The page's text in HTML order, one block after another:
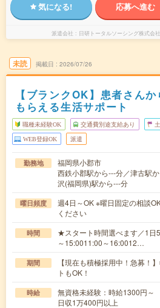
気になる! 応募へ進む
派遣会社 日研トータルソーシング株式会
未読 掲載日 2026/07/26
【ブランクOK】患者さん
もらえる生活サポート
職種未経験OK 交通費別途支給あり
WEB登録OK 派遣
勤務地
福岡県小郡市
西鉄小郡駅から---分／津古駅
沢(福岡県)駅から---分
曜日頻度
週4日～OK ※曜日固定の相談
ください
時間
★スタート時間選べます／1日
～15:0011:00～16:0012…
期間
【現在も積極採用中！急募
トもOK！
時給
無資格未経験：時給1300円
日収1万400円以上